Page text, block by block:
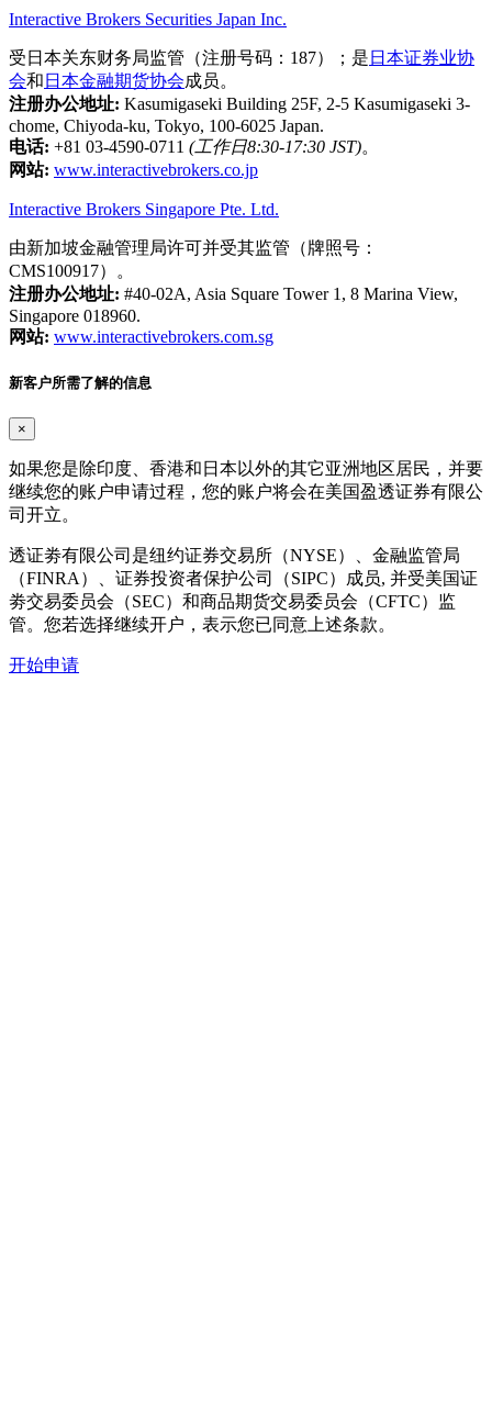
Interactive Brokers Securities Japan Inc.
受日本关东财务局监管（注册号码：187）；是 日本证券业协
会和 日本金融期货协会成员。
注册办公地址: Kasumigaseki Building 25F, 2-5 Kasumigaseki 3-
chome, Chiyoda-ku, Tokyo, 100-6025 Japan.
电话: +81 03-4590-0711 (工作日8:30-17:30 JST)。
网站: www.interactivebrokers.co.jp
Interactive Brokers Singapore Pte. Ltd.
由新加坡金融管理局许可并受其监管（牌照号：
CMS100917）。
注册办公地址: #40-02A, Asia Square Tower 1, 8 Marina View,
Singapore 018960.
网站: www.interactivebrokers.com.sg
新客户所需了解的信息
×
如果您是除印度、香港和日本以外的其它亚洲地区居民，并要
继续您的账户申请过程，您的账户将会在美国盈透证券有限公
司开立。
透证劵有限公司是纽约证券交易所（NYSE）、金融监管局
（FINRA）、证券投资者保护公司（SIPC）成员, 并受美国证
劵交易委员会（SEC）和商品期货交易委员会（CFTC）监
管。您若选择继续开户，表示您已同意上述条款。
开始申请